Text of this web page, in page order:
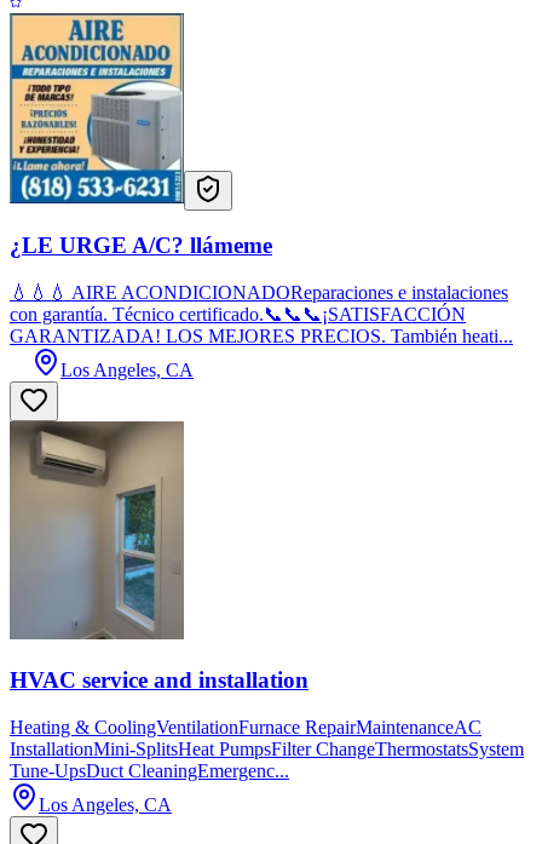
¿LE URGE A/C? llámeme
💧💧💧 AIRE ACONDICIONADOReparaciones e instalaciones
con garantía. Técnico certificado.📞📞📞¡SATISFACCIÓN
GARANTIZADA! LOS MEJORES PRECIOS. También heati...
Los Angeles, CA
HVAC service and installation
Heating & CoolingVentilationFurnace RepairMaintenanceAC
InstallationMini-SplitsHeat PumpsFilter ChangeThermostatsSystem
Tune-UpsDuct CleaningEmergenc...
Los Angeles, CA